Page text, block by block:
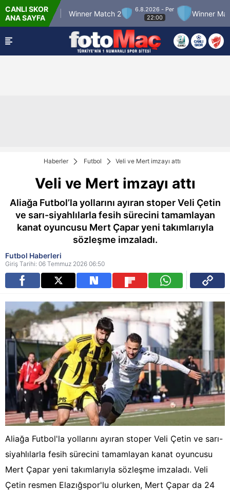
CANLI SKOR
ANA SAYFA
Match 12 Winner Match 2
6.8.2026 - Per
22:00
Winner Match 3
Haberler Futbol Veli ve Mert imzayı attı
Veli ve Mert imzayı attı
Aliağa Futbol’la yollarını ayıran stoper Veli Çetin
ve sarı-siyahlılarla fesih sürecini tamamlayan
kanat oyuncusu Mert Çapar yeni takımlarıyla
sözleşme imzaladı.
Futbol Haberleri
Giriş Tarihi: 06 Temmuz 2026 06:50
Aliağa Futbol'la yollarını ayıran stoper Veli Çetin ve sarı-
siyahlılarla fesih sürecini tamamlayan kanat oyuncusu
Mert Çapar yeni takımlarıyla sözleşme imzaladı. Veli
Çetin resmen Elazığspor'lu olurken, Mert Çapar da 24